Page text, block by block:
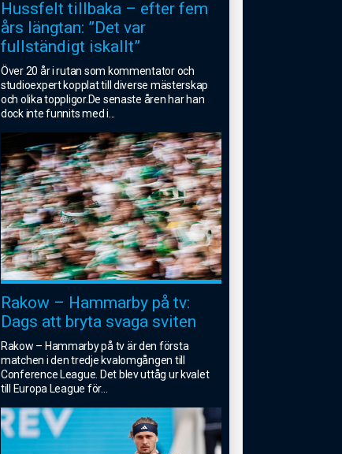
Hussfelt tillbaka – efter fem
års längtan: ”Det var
fullständigt iskallt”
Över 20 år i rutan som kommentator och
studioexpert kopplat till diverse mästerskap
och olika toppligor.De senaste åren har han
dock inte funnits med i
Rakow – Hammarby på tv:
Dags att bryta svaga sviten
Rakow – Hammarby på tv är den första
matchen i den tredje kvalomgången till
Conference League. Det blev uttåg ur kvalet
till Europa League för...